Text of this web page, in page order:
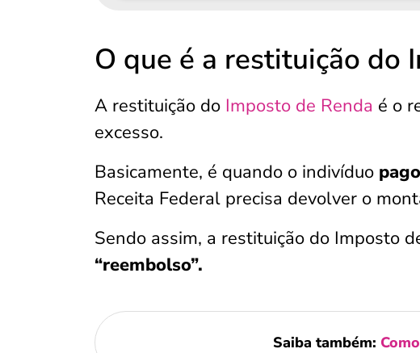
O que é a restituição do
A restituição do Imposto de Renda é o
excesso.
Basicamente, é quando o indivíduo
Receita Federal precisa devolver o
Sendo assim, a restituição do Imposto
“reembolso”.
Saiba também: